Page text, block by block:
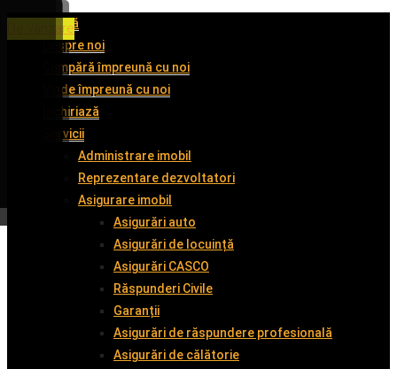
Acasă
Despre noi
Cumpără împreună cu noi
Vinde împreună cu noi
Închiriază
Servicii
Administrare imobil
Reprezentare dezvoltatori
Asigurare imobil
Asigurări auto
Asigurări de locuință
Asigurări CASCO
Răspunderi Civile
Garanții
Asigurări de răspundere profesională
Asigurări de călătorie
De închiriat
De închiriat
De închiriat
De vânzare